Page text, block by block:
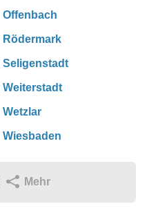
Offenbach
Rödermark
Seligenstadt
Weiterstadt
Wetzlar
Wiesbaden
Mehr